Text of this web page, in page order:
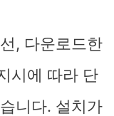
, 다운로드한
시에 따라 단
니다. 설치가